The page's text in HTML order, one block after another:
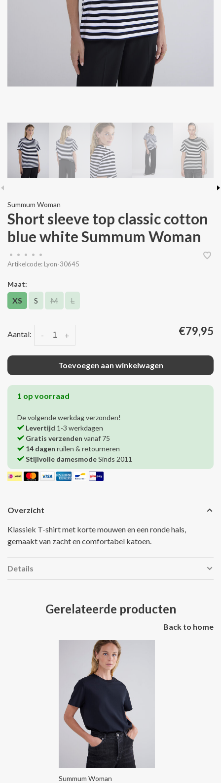
Summum Woman
Short sleeve top classic cotton
blue white Summum Woman
• • • •
•
Artikelcode: Lyon-30645
Maat:
XS S M L
Aantal: +
- €79,95
Toevoegen aan winkelwagen
1 op voorraad
De volgende werkdag verzonden!
Levertijd 1-3 werkdagen
Gratis verzenden vanaf 75
14 dagen ruilen & retourneren
Stijlvolle damesmodeSinds 2011
Overzicht
Klassiek T-shirt met korte mouwen en een ronde hals,
gemaakt van zacht en comfortabel katoen.
Details
Gerelateerde producten
Back to home
Summum Woman